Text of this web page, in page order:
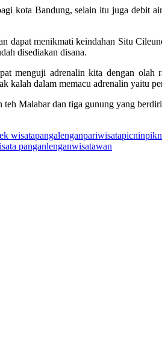
kota Bandung, selain itu juga debit
dapat menikmati keindahan Situ
disediakan disana.
menguji adrenalin kita dengan
kalah dalam memacu adrenalin yaitu
Malabar dan tiga gunung yang
wisatapangalenganpariwisatapicnin
panganlenganwisatawan